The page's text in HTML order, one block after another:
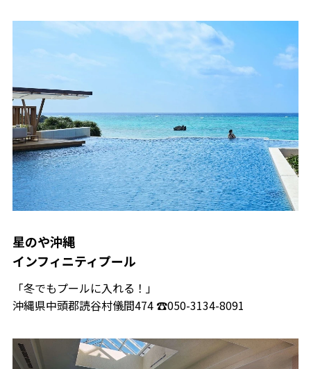
星のや沖縄
インフィニティプール
「冬でもプールに入れる！」
沖縄県中頭郡読谷村儀間474 ☎050-3134-8091